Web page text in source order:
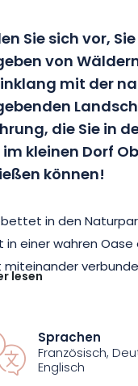
Sie sich vor,
von
mit der
die Sie in
kleinen Dorf
können!
in den
in einer wahren
und einem
in vollen Zügen
mit Kinderbett
genießen
lesen
Sprachen
Französisch,
Englisch